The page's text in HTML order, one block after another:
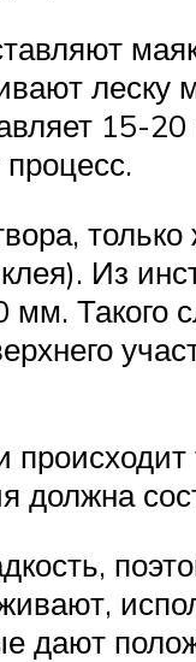
Из
Такого
должна
дают